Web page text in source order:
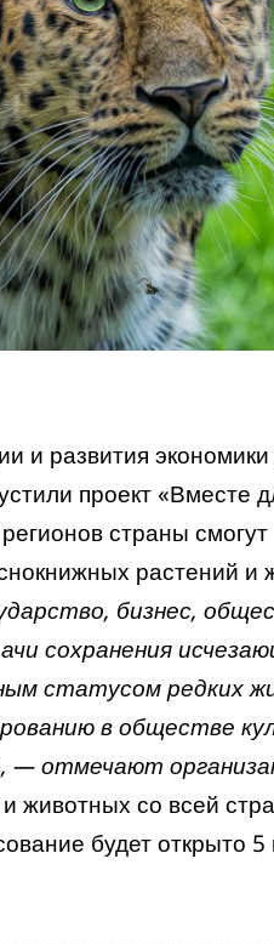
и развития
проект «Вместе
страны смогут
растений и
бизнес,
сохранения
статусом редких
в обществе
— отмечают
животных со всей
будет открыто